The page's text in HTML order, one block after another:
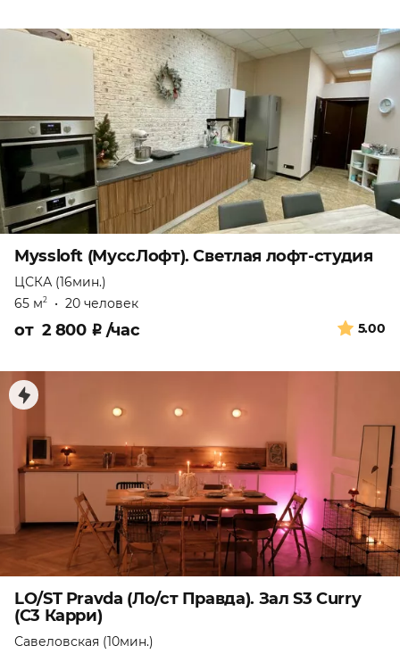
Myssloft (МуссЛофт). Светлая лофт-студия
ЦСКА (16мин.)
65 м2 • 20 человек
5.00
от 2 800 ₽ /час
LO/ST Pravda (Ло/ст Правда). Зал S3 Curry
(С3 Карри)
Савеловская (10мин.)